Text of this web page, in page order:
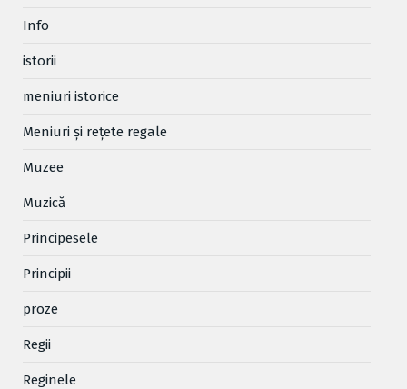
Info
istorii
meniuri istorice
Meniuri și rețete regale
Muzee
Muzică
Principesele
Principii
proze
Regii
Reginele